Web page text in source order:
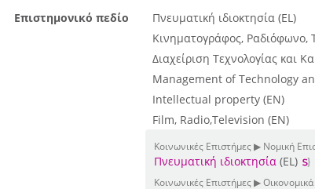
Επιστημονικό πεδίο
Πνευματική ιδιοκτησία (EL)
Κινηματογράφος, Ραδιόφωνο,
Διαχείριση Τεχνολογίας και
Management of Technology
Intellectual property (EN)
Film, Radio,Television (EN)
Κοινωνικές Επιστήμες ▶ Νομική
Πνευματική ιδιοκτησία(EL)
Κοινωνικές Επιστήμες ▶ Οικονομικά